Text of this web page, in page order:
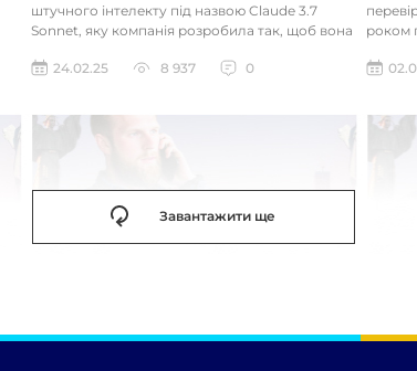
штучного інтелекту під назвою Claude 3.7
Sonnet, яку компанія розробила так, щоб вона
24.02.25
8 937 0
роком
Завантажити ще